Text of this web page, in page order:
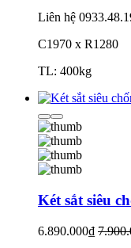
Liên hệ
C1970 x R1280
TL: 400kg
Két sắt siêu
6.890.000₫